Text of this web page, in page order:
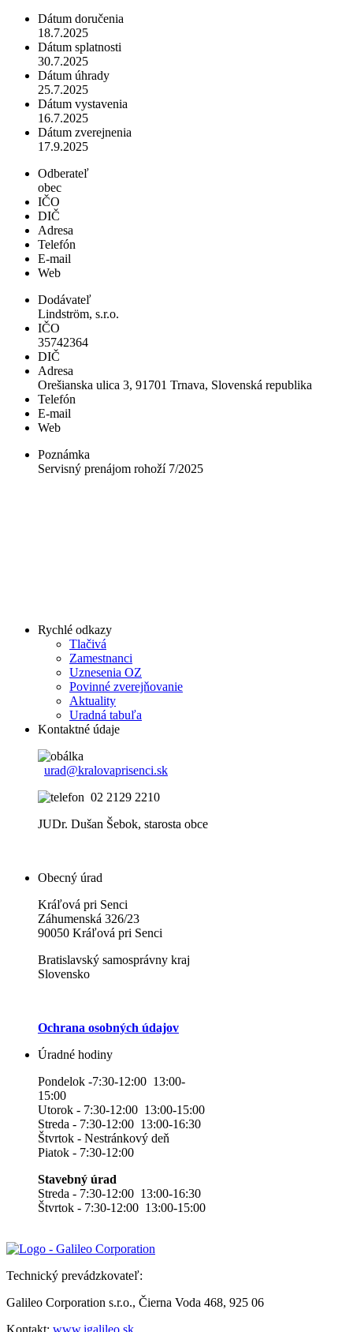
Dátum doručenia
18.7.2025
Dátum splatnosti
30.7.2025
Dátum úhrady
25.7.2025
Dátum vystavenia
16.7.2025
Dátum zverejnenia
17.9.2025
Odberateľ
obec
IČO
DIČ
Adresa
Telefón
E-mail
Web
Dodávateľ
Lindström, s.r.o.
IČO
35742364
DIČ
Adresa
Orešianska ulica 3, 91701 Trnava, Slovenská republika
Telefón
E-mail
Web
Poznámka
Servisný prenájom rohoží 7/2025
Rychlé odkazy
Tlačivá
Zamestnanci
Uznesenia OZ
Povinné zverejňovanie
Aktuality
Uradná tabuľa
Kontaktné údaje
urad@kralovaprisenci.sk
02 2129 2210
JUDr. Dušan Šebok, starosta obce
Obecný úrad
Kráľová pri Senci
Záhumenská 326/23
90050 Kráľová pri Senci
Bratislavský samosprávny kraj
Slovensko
Ochrana osobných údajov
Úradné hodiny
Pondelok -7:30-12:00 13:00-
15:00
Utorok - 7:30-12:00 13:00-15:00
Streda - 7:30-12:00 13:00-16:30
Štvrtok - Nestránkový deň
Piatok - 7:30-12:00
Stavebný úrad
Streda - 7:30-12:00 13:00-16:30
Štvrtok - 7:30-12:00 13:00-15:00
Technický prevádzkovateľ:
Galileo Corporation s.r.o., Čierna Voda 468, 925 06